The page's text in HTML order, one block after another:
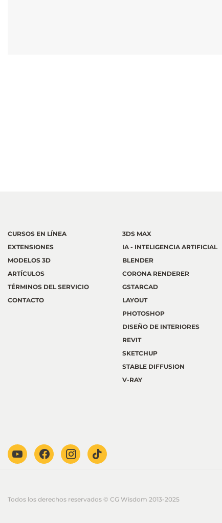
CURSOS EN LÍNEA
EXTENSIONES
MODELOS 3D
ARTÍCULOS
TÉRMINOS DEL SERVICIO
CONTACTO
3DS MAX
IA - INTELIGENCIA ARTIFICIAL
BLENDER
CORONA RENDERER
GSTARCAD
LAYOUT
PHOTOSHOP
DISEÑO DE INTERIORES
REVIT
SKETCHUP
STABLE DIFFUSION
V-RAY
Todos los derechos reservados © CG Wisdom 2013-2025